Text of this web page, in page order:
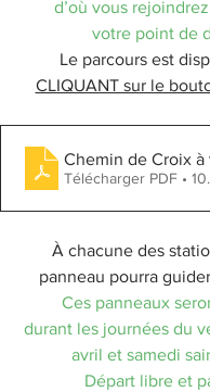
d’où vous
votre point de
Le parcours est
CLIQUANT sur le
Chemin de Croix à
Télécharger PDF •
À chacune des
panneau pourra
Ces panneaux
durant les journées du
avril et samedi
Départ libre et